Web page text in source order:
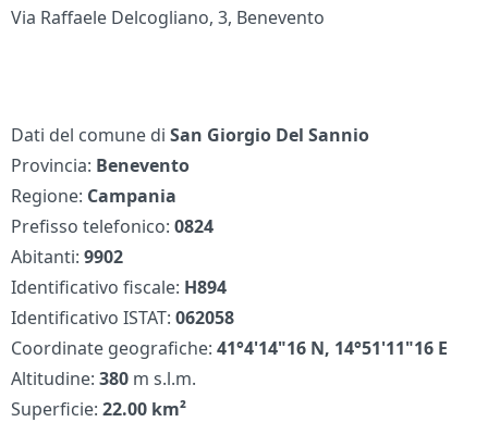
Via Raffaele Delcogliano, 3, Benevento
Dati del comune diSan Giorgio Del Sannio
Provincia: Benevento
Regione: Campania
Prefisso telefonico:0824
Abitanti:9902
Identificativo fiscale: H894
Identificativo ISTAT:062058
Coordinate geografiche:41°4'14"16 N, 14°51'11"16 E
Altitudine:380 m s.l.m.
Superficie:22.00 km²